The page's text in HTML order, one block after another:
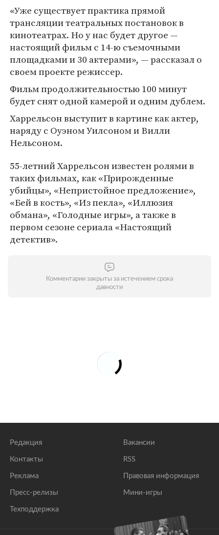
«Уже существует практика прямой
трансляции театральных постановок в
кинотеатрах. Но у нас будет другое —
настоящий фильм с 14-ю съемочными
площадками и 30 актерами», — рассказал о
своем проекте режиссер.
Фильм продолжительностью 100 минут
будет снят одной камерой и одним дублем.
Харрельсон выступит в картине как актер,
наряду с Оуэном Уилсоном и Вилли
Нельсоном.
55-летний Харрельсон известен ролями в
таких фильмах, как «Прирожденные
убийцы», «Непристойное предложение»,
«Бей в кость», «Из пекла», «Иллюзия
обмана», «Голодные игры», а также в
первом сезоне сериала «Настоящий
детектив».
Комментарии закрыты за истечением срока
давности
Редакция
Контакты
Реклама
Пресс-релизы
Техподдержка
Вакансии
RSS
Правовая информация
Мини-игры